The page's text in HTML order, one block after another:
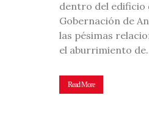
dentro del edificio
Gobernación de
las pésimas
el aburrimiento
Read More